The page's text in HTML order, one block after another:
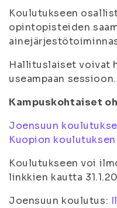
Koulutukseen
opintopisteiden
Hallituslaiset voivat
useampaan sessioon.
Kampuskohtaiset
Joensuun
Kuopion
Koulutukseen voi
linkkien kautta
Joensuun koulutus: